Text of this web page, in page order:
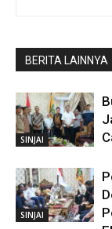
BERITA LAINNYA
SINJAI
SINJAI